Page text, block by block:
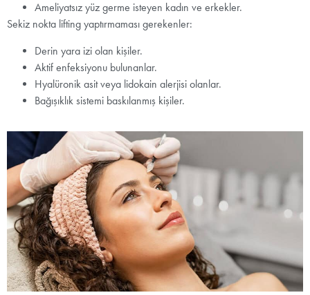
Ameliyatsız yüz germe isteyen kadın ve erkekler.
Sekiz nokta lifting yaptırmaması gerekenler:
Derin yara izi olan kişiler.
Aktif enfeksiyonu bulunanlar.
Hyalüronik asit veya lidokain alerjisi olanlar.
Bağışıklık sistemi baskılanmış kişiler.